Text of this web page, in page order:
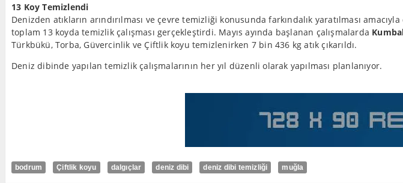
13 Koy Temizlendi
Denizden atıkların arındırılması ve çevre temizliği konusunda farkındalık yaratılması
toplam 13 koyda temizlik çalışması gerçekleştirdi. Mayıs ayında başlanan çalışmalarda
Türkbükü, Torba, Güvercinlik ve Çiftlik koyu temizlenirken 7 bin 436 kg atık çıkarıldı.
Deniz dibinde yapılan temizlik çalışmalarının her yıl düzenli olarak yapılması planlanıyor.
bodrum Çiftlik koyu dalgıçlar deniz dibi deniz dibi temizliği muğla